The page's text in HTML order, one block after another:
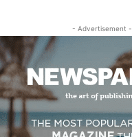
- Advertisement -